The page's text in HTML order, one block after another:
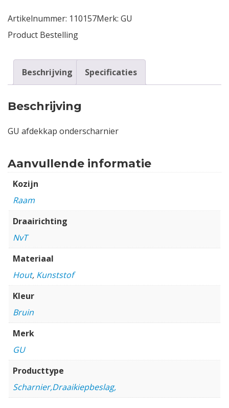
Artikelnummer: 110157Merk: GU
Product Bestelling
Beschrijving Specificaties
Beschrijving
GU afdekkap onderscharnier
Aanvullende informatie
Kozijn
Raam
Draairichting
NvT
Materiaal
Hout, Kunststof
Kleur
Bruin
Merk
GU
Producttype
Scharnier,Draaikiepbeslag,